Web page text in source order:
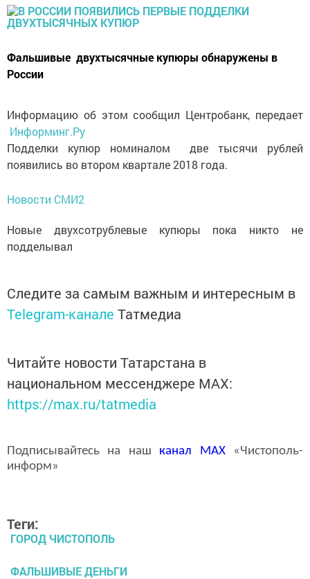
Фальшивые двухтысячные купюры обнаружены в
России
Информацию об этом сообщил Центробанк, передает
Информинг.Ру
Подделки купюр номиналом две тысячи рублей
появились во втором квартале 2018 года.
Новости СМИ2
Новые двухсотрублевые купюры пока никто не
подделывал
Следите за самым важным и интересным в
Telegram-канале Татмедиа
Читайте новости Татарстана в
национальном мессенджере MАХ:
https://max.ru/tatmedia
Подписывайтесь на наш канал MAX«Чистополь-
информ»
Теги:
ГОРОД ЧИСТОПОЛЬ
ФАЛЬШИВЫЕ ДЕНЬГИ